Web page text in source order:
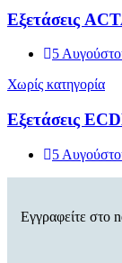
Εξετάσεις
5
Χωρίς κατηγορία
Εξετάσεις
5
Εγγραφείτε στο